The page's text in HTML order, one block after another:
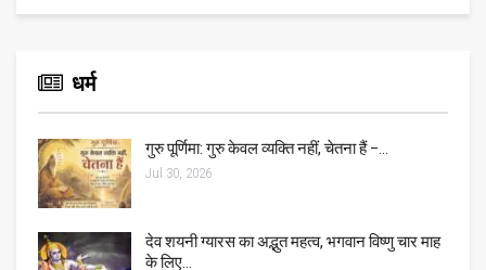
धर्म
गुरु पूर्णिमा: गुरु केवल व्यक्ति नहीं, चेतना हैं –…
Jul 30, 2026
देव शयनी ग्यारस का अद्भुत महत्व, भगवान विष्णु चार माह
के लिए…